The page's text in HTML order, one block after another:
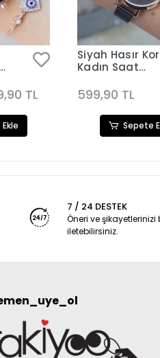
TL
Siyah Hasır
Kadın Saat
599,90 TL
Sepete
7 / 24 DESTEK
Öneri ve şikayetlerinizi
iletebilirsiniz.